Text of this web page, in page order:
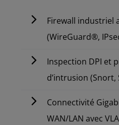
Firewall industriel
(WireGuard®,
Inspection DPI et
d’intrusion (Snort,
Connectivité
WAN/LAN avec